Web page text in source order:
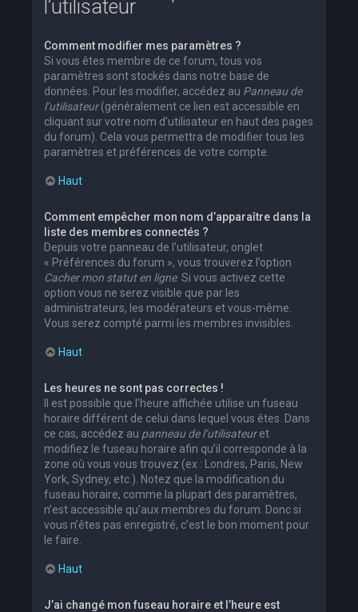
l’utilisateur
Comment modifier mes paramètres ?
Si vous êtes membre de ce forum, tous vos
paramètres sont stockés dans notre base de
données. Pour les modifier, accédez au Panneau de
l’utilisateur(généralement ce lien est accessible en
cliquant sur votre nom d’utilisateur en haut des pages
du forum). Cela vous permettra de modifier tous les
paramètres et préférences de votre compte.
Haut
Comment empêcher mon nom d’apparaître dans la
liste des membres connectés ?
Depuis votre panneau de l’utilisateur, onglet
« Préférences du forum », vous trouverez l’option
Cacher mon statut en ligne. Si vous activez cette
option vous ne serez visible que par les
administrateurs, les modérateurs et vous-même.
Vous serez compté parmi les membres invisibles.
Haut
Les heures ne sont pas correctes !
Il est possible que l’heure affichée utilise un fuseau
horaire différent de celui dans lequel vous êtes. Dans
ce cas, accédez au panneau de l’utilisateuret
modifiez le fuseau horaire afin qu’il corresponde à la
zone où vous vous trouvez (ex : Londres, Paris, New
York, Sydney, etc.). Notez que la modification du
fuseau horaire, comme la plupart des paramètres,
n’est accessible qu’aux membres du forum. Donc si
vous n’êtes pas enregistré, c’est le bon moment pour
le faire.
Haut
J’ai changé mon fuseau horaire et l’heure est